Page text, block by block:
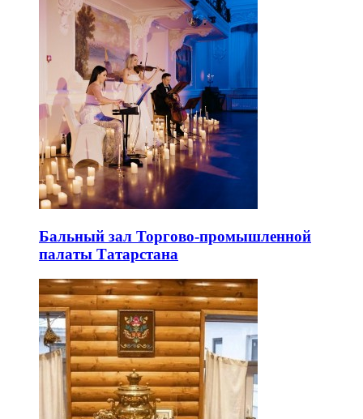
Бальный зал Торгово-промышленной
палаты Татарстана